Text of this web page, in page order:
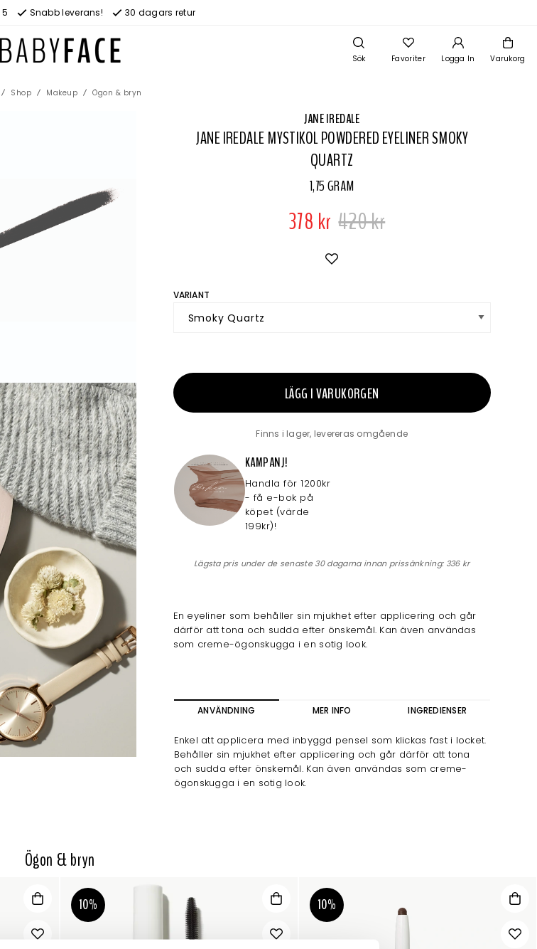
Snabb leverans! 30 dagars retur
Varukorg
Logga In
Favoriter
Sök
Shop Makeup Ögon & bryn
JANE IREDALE
JANE IREDALE MYSTIKOL POWDERED EYELINER SMOKY
QUARTZ
1,75 GRAM
378 kr 420 kr
VARIANT
LÄGG I VARUKORGEN
Finns i lager, levereras omgående
KAMPANJ!
Handla för 1200kr
- få e-bok på
köpet (värde
199kr)!
Lägsta pris under de senaste 30 dagarna innan prissänkning: 336 kr
En eyeliner som behåller sin mjukhet efter applicering och går
därför att tona och sudda efter önskemål. Kan även användas
som creme-ögonskugga i en sotig look.
ANVÄNDNING MER INFO INGREDIENSER
Enkel att applicera med inbyggd pensel som klickas fast i locket.
Behåller sin mjukhet efter applicering och går därför att tona
och sudda efter önskemål. Kan även användas som creme-
ögonskugga i en sotig look.
Ögon & bryn
10% 10%